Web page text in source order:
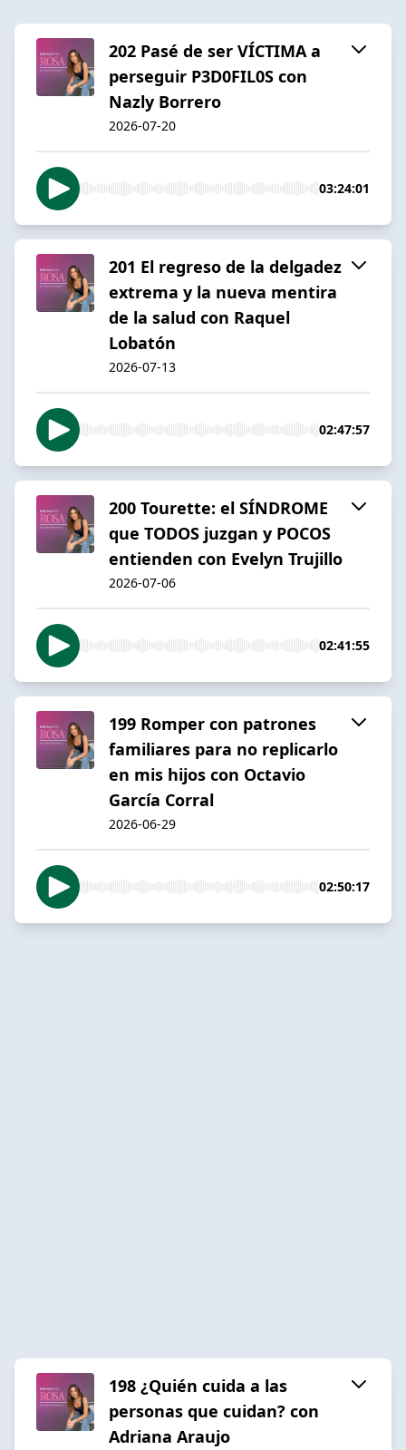
202 Pasé de ser VÍCTIMA a
perseguir P3D0FIL0S con
Nazly Borrero
2026-07-20
03:24:01
201 El regreso de la delgadez
extrema y la nueva mentira
de la salud con Raquel
Lobatón
2026-07-13
02:47:57
200 Tourette: el SÍNDROME
que TODOS juzgan y POCOS
entienden con Evelyn Trujillo
2026-07-06
02:41:55
199 Romper con patrones
familiares para no replicarlo
en mis hijos con Octavio
García Corral
2026-06-29
02:50:17
198 ¿Quién cuida a las
personas que cuidan? con
Adriana Araujo